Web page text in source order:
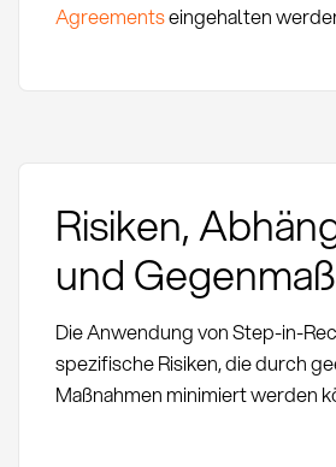
Agreementseingehalten
Risiken,
und
Die Anwendung von Step-in-
spezifische Risiken, die durch
Maßnahmen minimiert werden